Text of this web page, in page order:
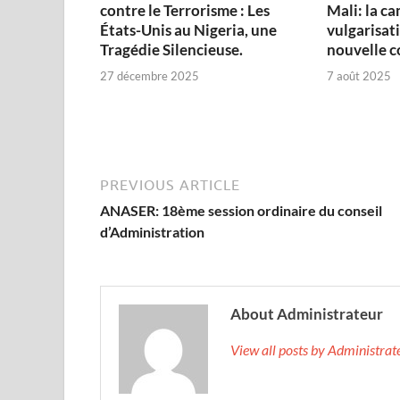
contre le Terrorisme : Les
États-Unis au Nigeria, une
Tragédie Silencieuse.
27 décembre 2025
Mali: la
nouvelle
7 août 2025
PREVIOUS ARTICLE
ANASER: 18ème session ordinaire du conseil
d’Administration
About Administrateur
View all posts by